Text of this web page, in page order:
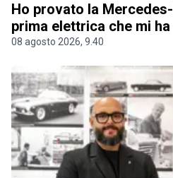
Ho provato la
prima elettrica che mi
08 agosto 2026, 9.40